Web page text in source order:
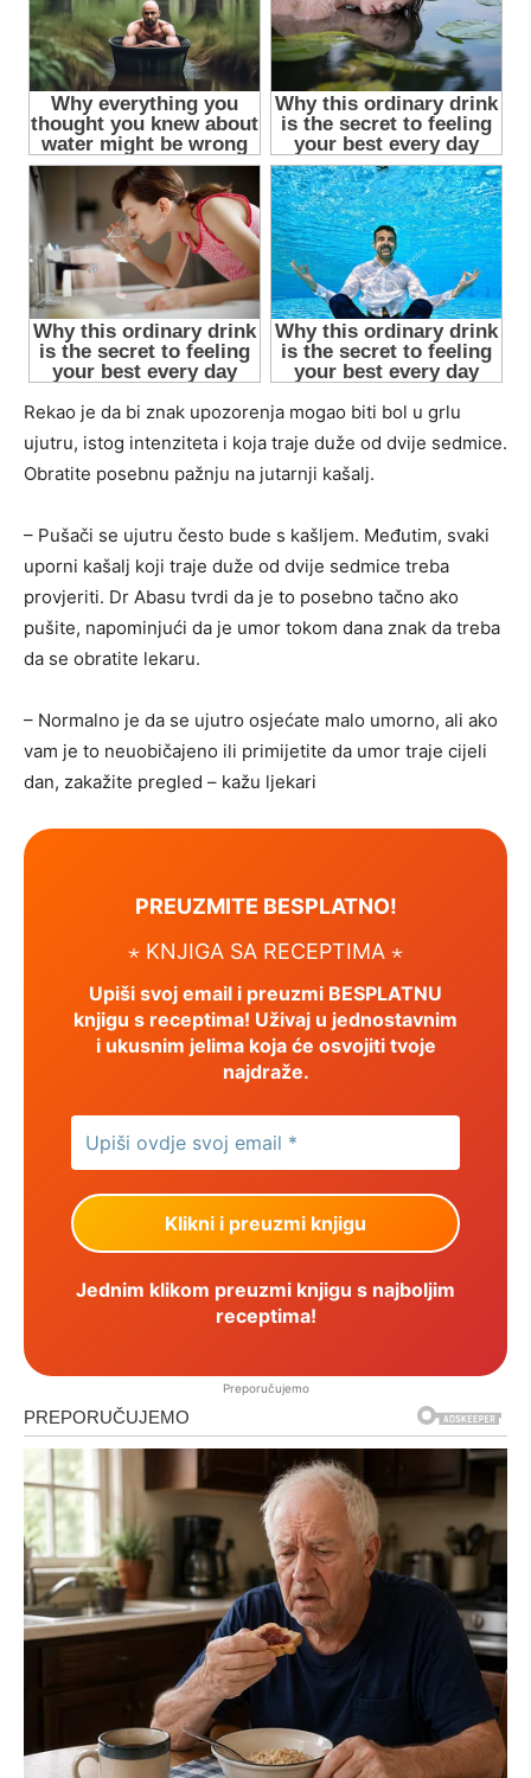
Rekao je da bi znak upozorenja mogao biti bol u grlu
ujutru, istog intenziteta i koja traje duže od dvije sedmice.
Obratite posebnu pažnju na jutarnji kašalj.
– Pušači se ujutru često bude s kašljem. Međutim, svaki
uporni kašalj koji traje duže od dvije sedmice treba
provjeriti. Dr Abasu tvrdi da je to posebno tačno ako
pušite, napominjući da je umor tokom dana znak da treba
da se obratite lekaru.
– Normalno je da se ujutro osjećate malo umorno, ali ako
vam je to neuobičajeno ili primijetite da umor traje cijeli
dan, zakažite pregled – kažu ljekari
PREUZMITE BESPLATNO!
⋆ KNJIGA SA RECEPTIMA ⋆
Upiši svoj email i preuzmi BESPLATNU
knjigu s receptima! Uživaj u jednostavnim
i ukusnim jelima koja će osvojiti tvoje
najdraže.
Jednim klikom preuzmi knjigu s najboljim
receptima!
Preporučujemo